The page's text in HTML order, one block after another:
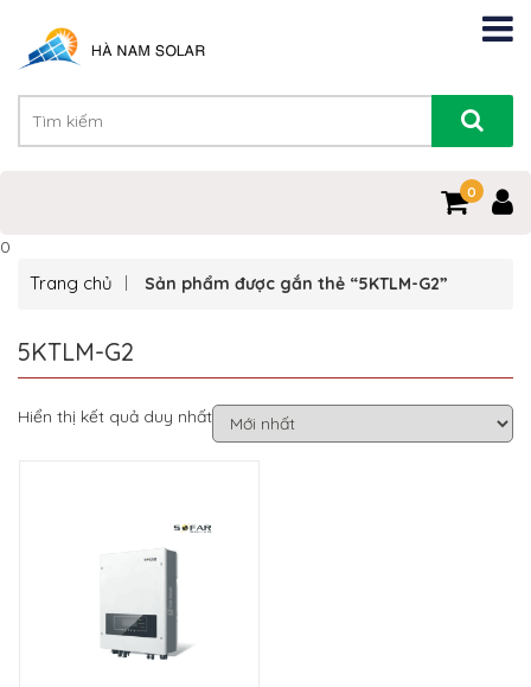
0
0
Trang chủ Sản phẩm được gắn thẻ “5KTLM-G2”
5KTLM-G2
Hiển thị kết quả duy nhất